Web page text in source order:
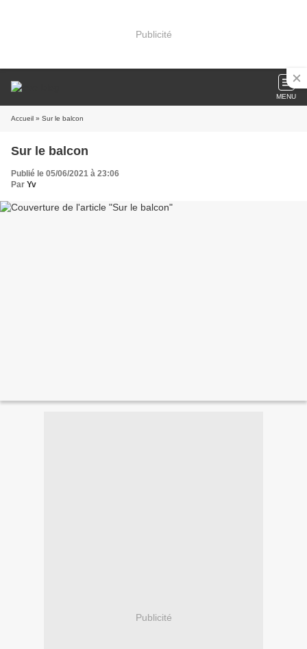
Publicité
MENU
Accueil » Sur le balcon
Sur le balcon
Publié le 05/06/2021 à 23:06
Par Yv
Publicité